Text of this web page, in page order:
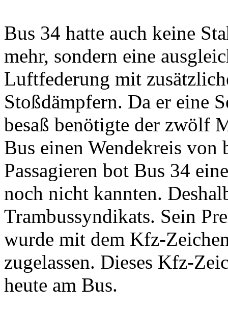
Bus 34 hatte auch keine
mehr, sondern eine
Luftfederung mit
Stoßdämpfern. Da er eine
besaß benötigte der zwölf
Bus einen Wendekreis
Passagieren bot Bus 34
noch nicht kannten.
Trambussyndikats. Sein
wurde mit dem Kfz-
zugelassen. Dieses Kfz-
heute am Bus.